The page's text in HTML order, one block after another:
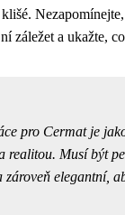
záležet a ukažte,
pro Cermat je
realitou. Musí být
zároveň elegantní,